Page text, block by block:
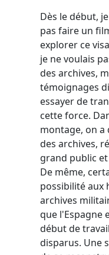
Dès le début,
pas faire un
explorer ce
je ne voulais
des archives,
témoignages
essayer de
cette force.
montage, on
des archives,
grand public
De même,
possibilité aux
archives
que l'Espagne
début de
disparus. Une